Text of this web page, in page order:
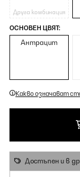
Друга комбинация
ОСНОВЕН ЦВЯТ:
Антрацит
Какво означават
Достъпен и в